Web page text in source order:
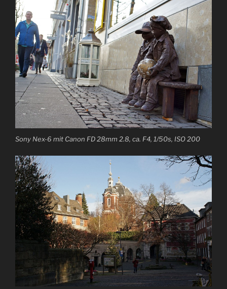
Sony Nex-6 mit Canon FD 28mm 2.8, ca. F4, 1/50s, ISO 200